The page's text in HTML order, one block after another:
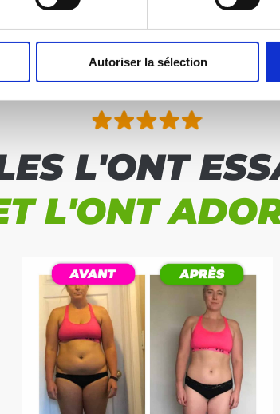
Autoriser la sélection
L'ONT
L'ONT